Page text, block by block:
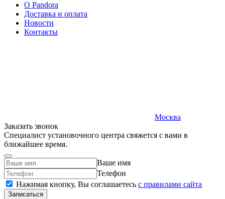
O Pandora
Доставка и оплата
Новости
Контакты
Москва
Заказать звонок
Специалист установочного центра свяжется с вами в
ближайшее время.
Ваше имя
Телефон
Нажимая кнопку, Вы соглашаетесь c правилами сайта
Записаться